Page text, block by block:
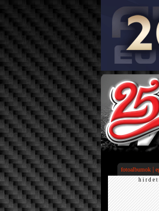
fotoalbumok |
h i r d e t